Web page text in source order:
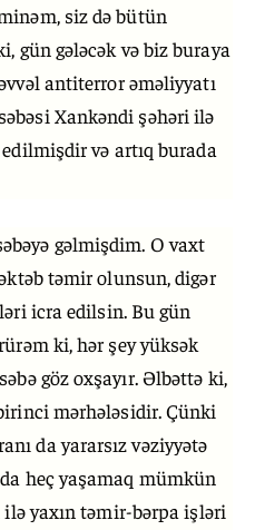
siz də bütün
gün gələcək və biz buraya
antiterror əməliyyatı
Xankəndi şəhəri ilə
və artıq burada
gəlmişdim. O vaxt
təmir olunsun, digər
icra edilsin. Bu gün
ki, hər şey yüksək
göz oxşayır. Əlbəttə ki,
mərhələsidir. Çünki
da yararsız vəziyyətə
heç yaşamaq mümkün
yaxın təmir-bərpa işləri